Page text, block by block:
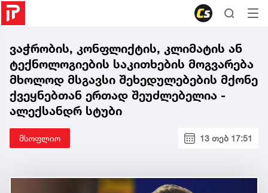
ვაჭრობის, კონფლიქტის, კლიმატის ან
ტექნოლოგიების საკითხების მოგვარება
მხოლოდ მსგავსი შეხედულებების მქონე
ქვეყნებთან ერთად შეუძლებელია -
ალექსანდრ სტუბი
მსოფლიო 13 თებ 17:51